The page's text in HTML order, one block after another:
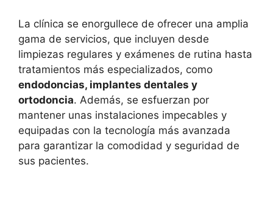
La clínica se enorgullece de ofrecer una amplia
gama de servicios, que incluyen desde
limpiezas regulares y exámenes de rutina hasta
tratamientos más especializados, como
endodoncias, implantes dentales y
ortodoncia. Además, se esfuerzan por
mantener unas instalaciones impecables y
equipadas con la tecnología más avanzada
para garantizar la comodidad y seguridad de
sus pacientes.